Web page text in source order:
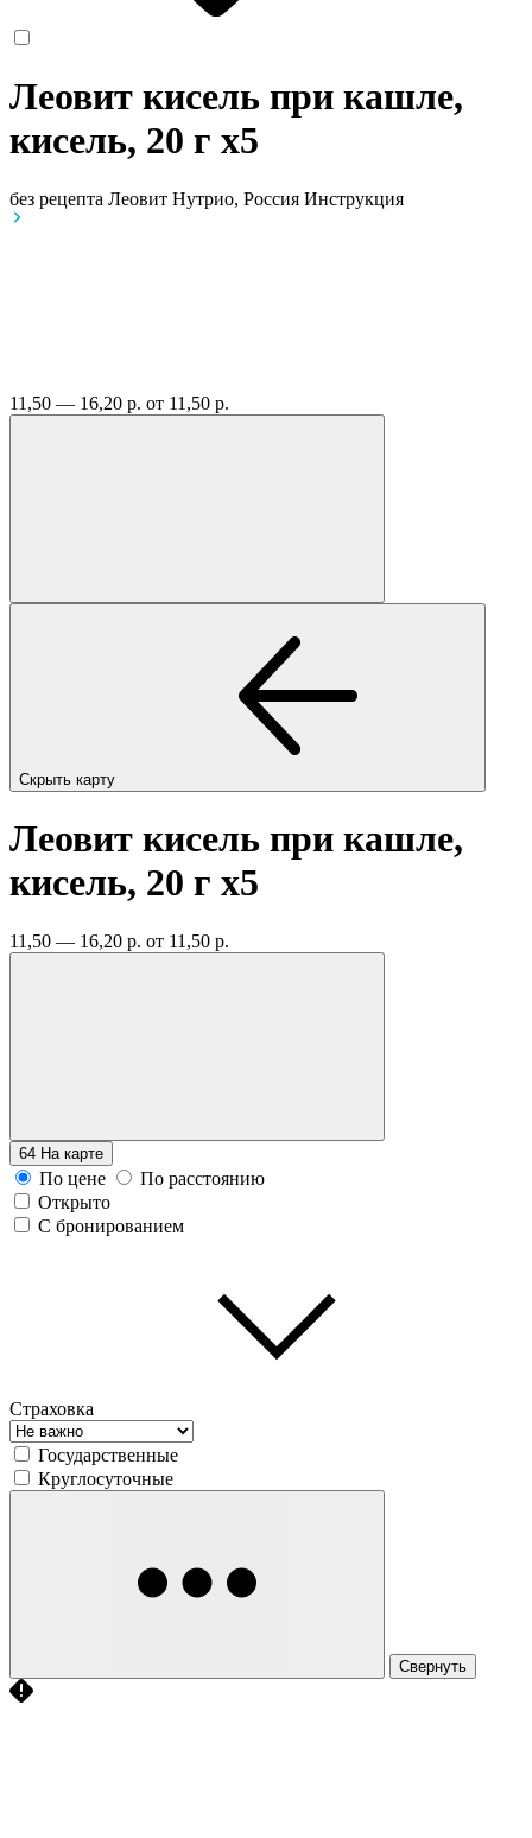
Леовит кисель при кашле,
кисель, 20 г x5
без рецепта Леовит Нутрио, Россия Инструкция
11,50 — 16,20 р. от 11,50 р.
Скрыть карту
Леовит кисель при кашле,
кисель, 20 г x5
11,50 — 16,20 р. от 11,50 р.
64 На карте
По цене
По расстоянию
Открыто
С бронированием
Страховка
Государственные
Круглосуточные
Свернуть